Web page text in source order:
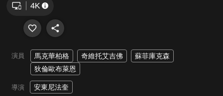
演員 馬克華柏格 奇維托艾吉佛
蘇菲庫克森
狄倫歐布萊恩
導演 安東尼法奎